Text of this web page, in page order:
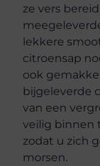
ze vers
lekkere
citroensap
ook
bijgeleverde
van een
veilig binnen
zodat u zich
morsen.